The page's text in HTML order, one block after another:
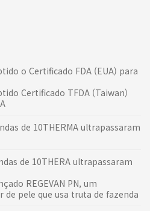
o Certificado FDA (EUA) para
Certificado TFDA (Taiwan)
de 10THERMA ultrapassaram
de 10THERA ultrapassaram
REGEVAN PN, um
de pele que usa truta de fazenda